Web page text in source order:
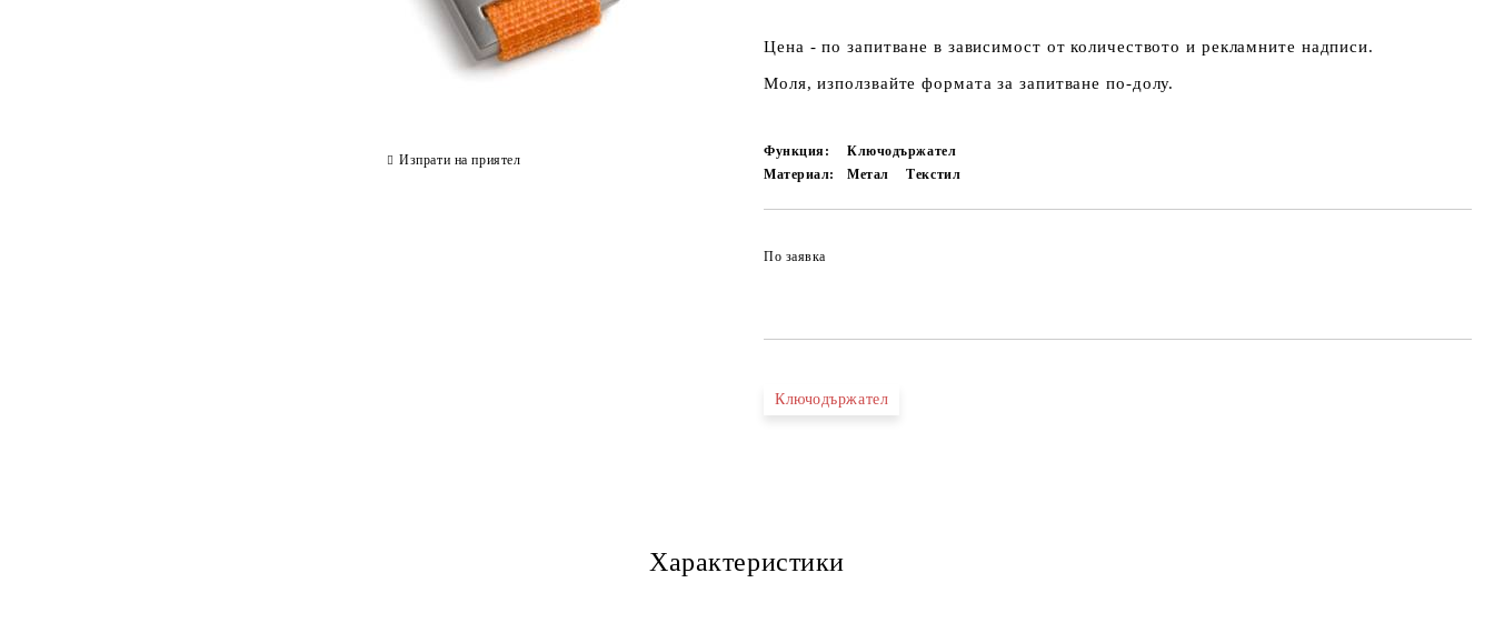
Цена - по запитване в зависимост от количеството и рекламните надписи.
Моля, използвайте формата за запитване по-долу.
Функция:
Ключодържател
Материал:
Метал Текстил
По заявка
Ключодържател
Изпрати на приятел
Характеристики